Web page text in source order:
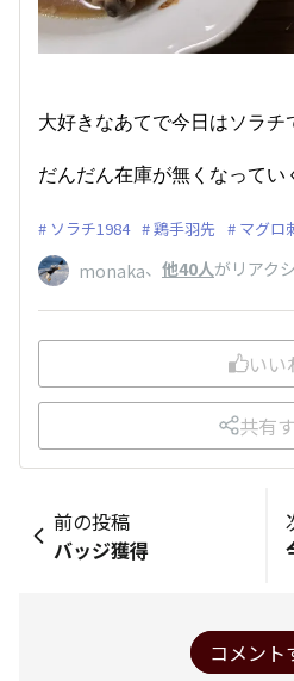
大好きなあてで今日はソラチ
だんだん在庫が無くなってい
ソラチ1984 鶏手羽先 マグロ
monaka、 他40人がリアク
いい
共有
前の投稿
バッジ獲得
コメント